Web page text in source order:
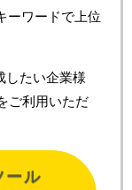
ーワードで上位
したい企業様
ご利用いただ
ール